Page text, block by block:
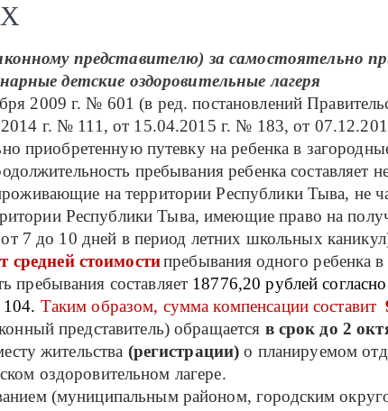
представителю) за самостоятельно
детские оздоровительные лагеря
2009 г. № 601 (в ред. постановлений
г. № 111, от 15.04.2015 г. № 183, от
приобретенную путевку на ребенка в
пребывания ребенка составляет
на территории Республики Тыва, не
Республики Тыва, имеющие право на
7 до 10 дней в период летних школьных
средней стоимостипребывания одного ребенка
пребывания составляет 18776,20 рублей
Таким образом, сумма компенсации составит
представитель) обращается в срок до 2
жительства (регистрации) о планируемом
оздоровительном лагере.
(муниципальным районом, городским